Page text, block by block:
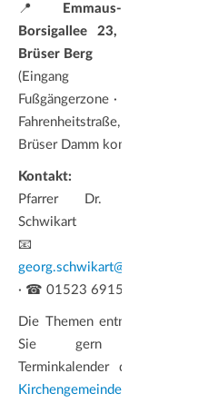
📍
Emmaus-Kirche,
Borsigallee 23, Bonn-
Brüser Berg
(Eingang über
Fußgängerzone · Parken:
Fahrenheitstraße, vom
Brüser Damm kommend)
Kontakt:
Pfarrer Dr. Georg
Schwikart
📧
georg.schwikart@ekir.de
· ☎ 01523 6915109
Die Themen entnehmen
Sie gern dem
Terminkalender der
Kirchengemeinde im